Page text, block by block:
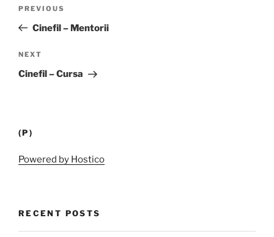
Previous
Post
PREVIOUS
Cinefil – Mentorii
Next
Post
NEXT
Cinefil – Cursa
(P)
Powered by Hostico
RECENT POSTS